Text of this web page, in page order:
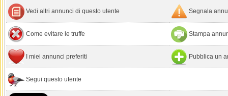
Vedi altri annunci di questo utente Segnala
Come evitare le truffe Stampa
I miei annunci preferiti Pubblica un
Segui questo utente